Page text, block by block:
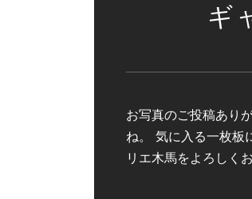
ギ
お写真のご投稿あり
ね。 気に入る一枚板
リエ木馬をよろしく